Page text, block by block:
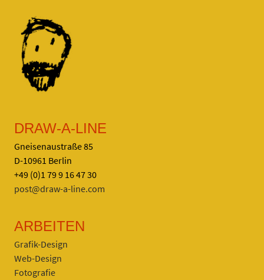
DRAW-A-LINE
Gneisenaustraße 85
D-10961 Berlin
+49 (0)1 79 9 16 47 30
post@draw-a-line.com
ARBEITEN
Grafik-Design
Web-Design
Fotografie